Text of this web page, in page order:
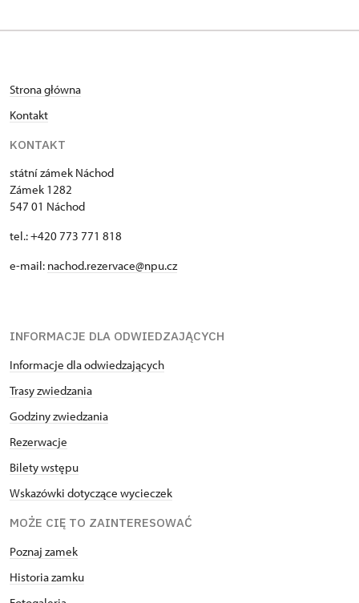
Strona główna
Kontakt
KONTAKT
státní zámek Náchod
Zámek 1282
547 01 Náchod
tel.: +420 773 771 818
e-mail: nachod.rezervace@npu.cz
INFORMACJE DLA ODWIEDZAJĄCYCH
Informacje dla odwiedzających
Trasy zwiedzania
Godziny zwiedzania
Rezerwacje
Bilety wstępu
Wskazówki dotyczące wycieczek
MOŻE CIĘ TO ZAINTERESOWAĆ
Poznaj zamek
Historia zamku